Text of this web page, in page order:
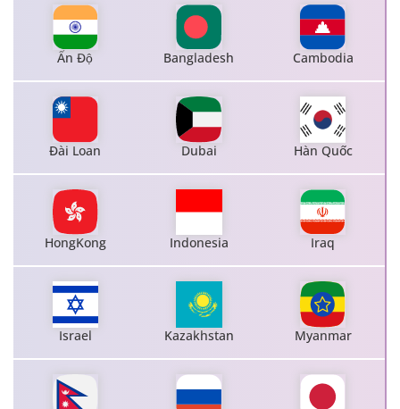
Ấn Độ Bangladesh Cambodia
Đài Loan Dubai Hàn Quốc
HongKong Indonesia Iraq
Israel Kazakhstan Myanmar